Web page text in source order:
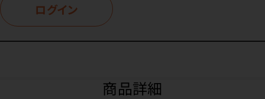
ログイン
商品詳細